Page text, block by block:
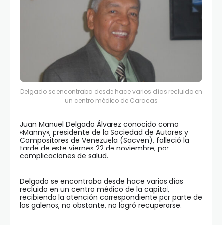
Delgado se encontraba desde hace varios días recluido en
un centro médico de Caracas
Juan Manuel Delgado Álvarez conocido como
«Manny», presidente de la Sociedad de Autores y
Compositores de Venezuela (Sacven), falleció la
tarde de este viernes 22 de noviembre, por
complicaciones de salud.
Delgado se encontraba desde hace varios días
recluido en un centro médico de la capital,
recibiendo la atención correspondiente por parte de
los galenos, no obstante, no logró recuperarse.